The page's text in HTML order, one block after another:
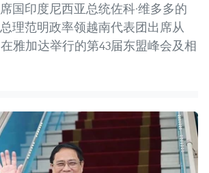
国印度尼西亚总统佐科·维多多的
理范明政率领越南代表团出席从
雅加达举行的第43届东盟峰会及相